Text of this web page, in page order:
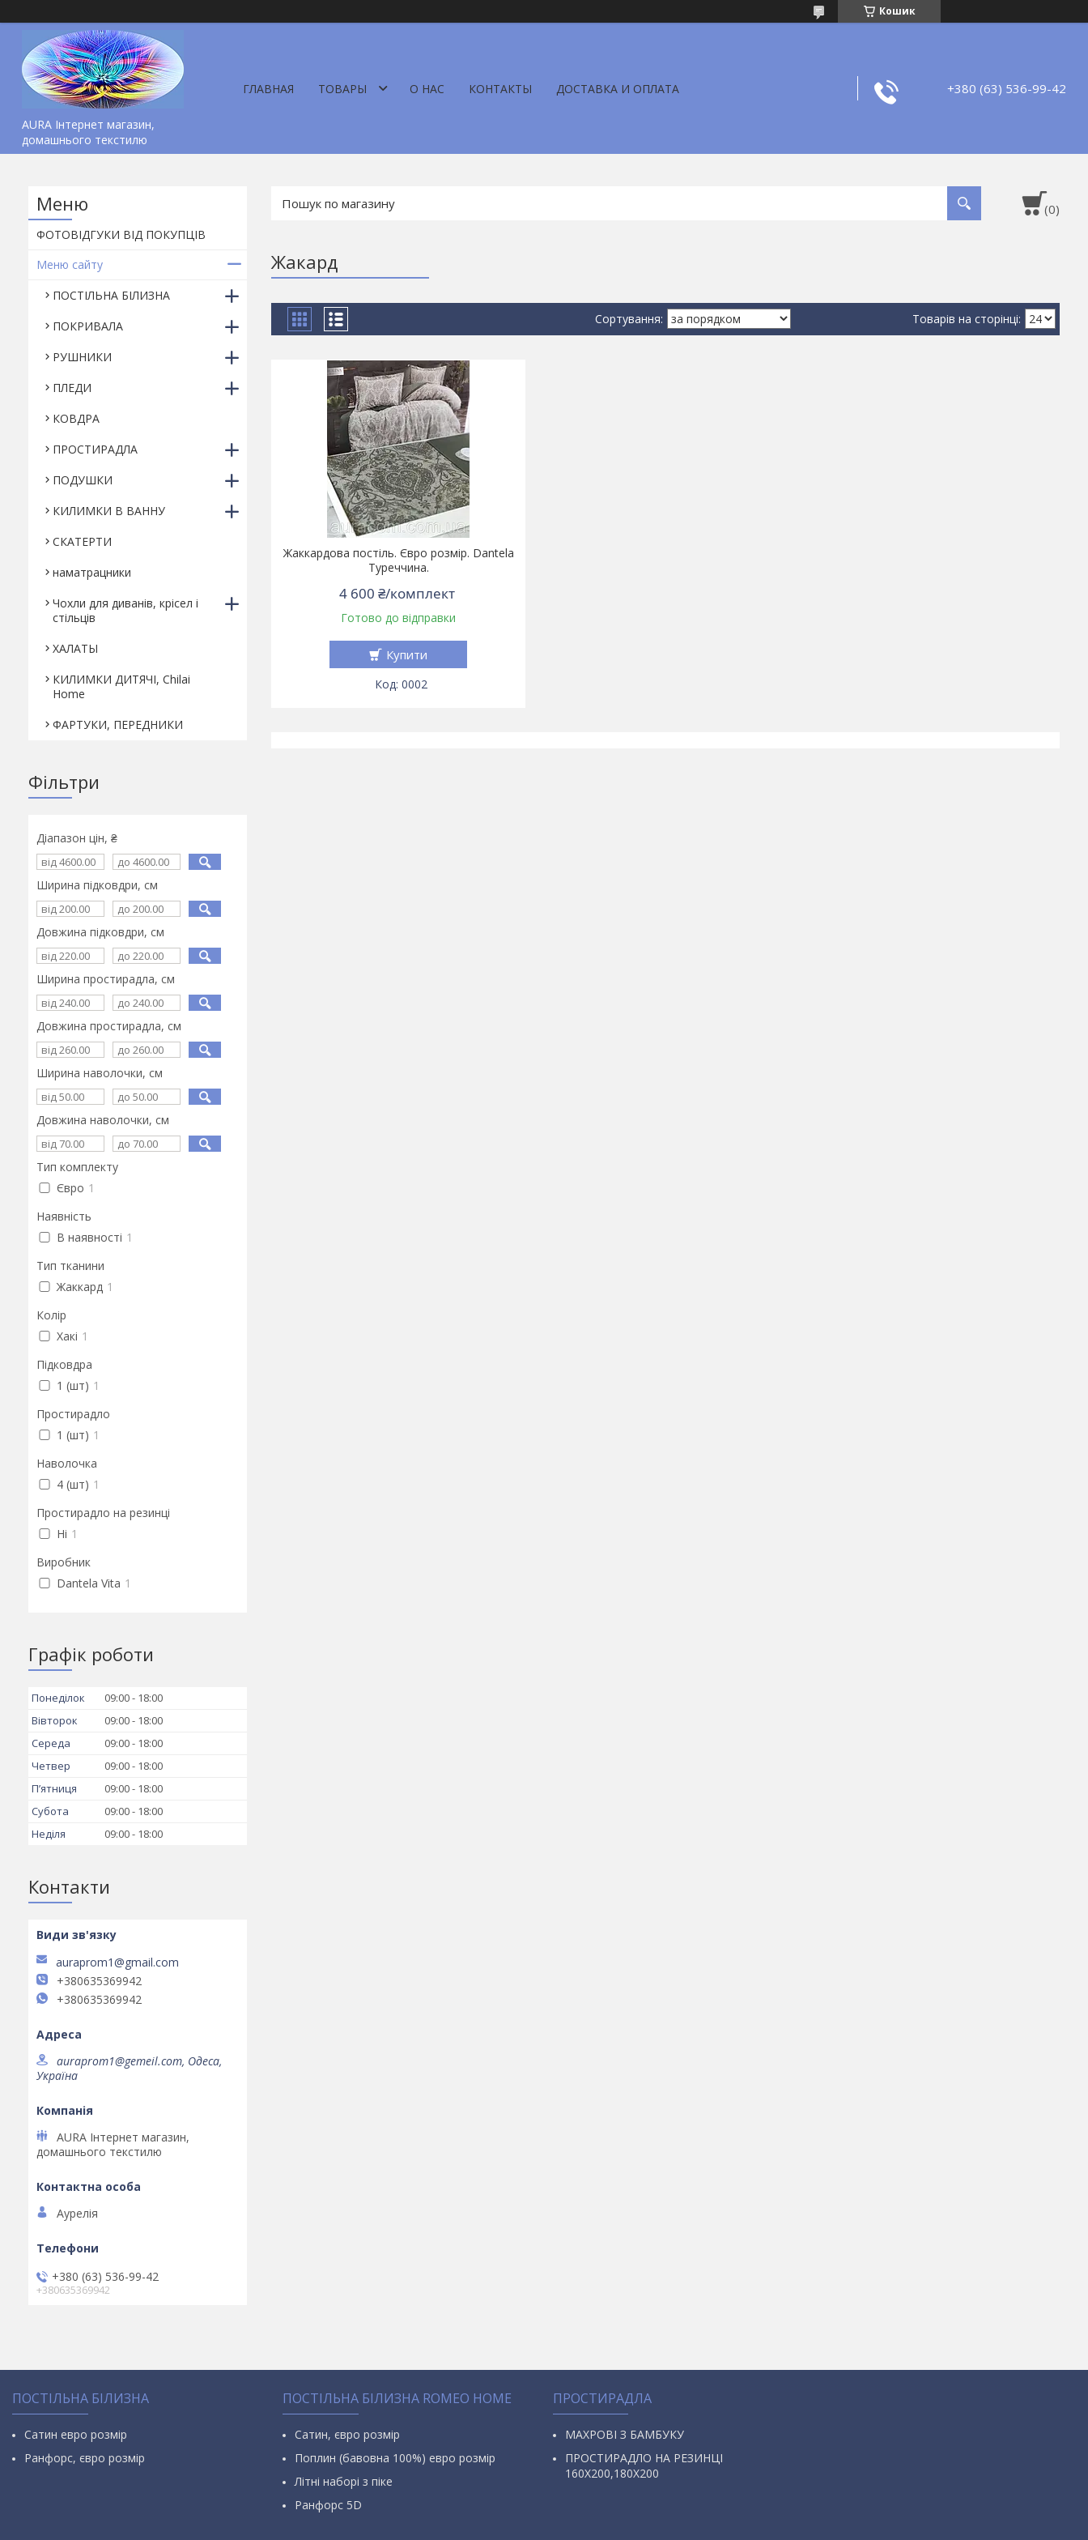
Кошик
AURA Інтернет магазин,
домашнього текстилю
ГЛАВНАЯ ТОВАРЫ О НАС КОНТАКТЫ ДОСТАВКА И ОПЛАТА +380 (63) 536-99-42
Жакард
Жаккардова постіль. Євро розмір. Dantela
Туреччина.
4 600 ₴/комплект
Готово до відправки
Купити
0002
ФОТОВІДГУКИ ВІД ПОКУПЦІВ
Меню сайту
ПОСТІЛЬНА БІЛИЗНА
ПОКРИВАЛА
РУШНИКИ
ПЛЕДИ
КОВДРА
ПРОСТИРАДЛА
ПОДУШКИ
КИЛИМКИ В ВАННУ
СКАТЕРТИ
наматрацники
Чохли для диванів, крісел і
стільців
ХАЛАТЫ
КИЛИМКИ ДИТЯЧІ, Chilai
Home
ФАРТУКИ, ПЕРЕДНИКИ
Фільтри
Діапазон цін, ₴
Ширина підковдри, см
Довжина підковдри, см
Ширина простирадла, см
Довжина простирадла, см
Ширина наволочки, см
Довжина наволочки, см
Тип комплекту
Євро 1
Наявність
В наявності 1
Тип тканини
Жаккард 1
Колір
Хакі 1
Підковдра
1 (шт) 1
Простирадло
1 (шт) 1
Наволочка
4 (шт) 1
Простирадло на резинці
Ні 1
Виробник
Dantela Vita 1
Графік роботи
Понеділок 09:00
18:00
Вівторок
09:00
18:00
Середа
09:00
18:00
Четвер
09:00
18:00
Пʼятниця
09:00
18:00
Субота
09:00
18:00
Неділя
09:00 18:00
Контакти
auraprom1@gmail.com
+380635369942
+380635369942
auraprom1@gemeil.com, Одеса,
Україна
AURA Інтернет магазин,
домашнього текстилю
Аурелія
+380 (63) 536-99-42
+380635369942
ПОСТІЛЬНА БІЛИЗНА
Сатин евро розмір
Ранфорс, євро розмір
ПОСТІЛЬНА БІЛИЗНА ROMEO HOME
Сатин, євро розмір
Поплин (бавовна 100%) евро розмір
Літні наборі з піке
Ранфорс 5D
ПРОСТИРАДЛА
МАХРОВІ З БАМБУКУ
ПРОСТИРАДЛО НА РЕЗИНЦІ
160Х200,180Х200